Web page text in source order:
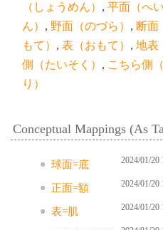
（しょうめん） , 平面（へ
ん） , 野面（のづら） , 断面
もて） , 表（おもて） , 地表
側（たいそく） , こちら側
り）
Conceptual Mappings (As
球面=底 2024/01/20
正面=額 2024/01/20
表=肌 2024/01/20